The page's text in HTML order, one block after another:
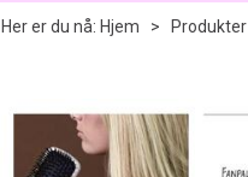
Her er du nå: Hjem > Produkter